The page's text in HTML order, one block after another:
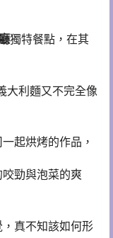
獨特餐點，在其
大利麵又不完全像
起烘烤的作品，
勁與泡菜的爽
真不知該如何形